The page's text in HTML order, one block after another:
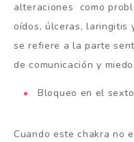
alteraciones como
oídos, úlceras, laringitis
se refiere a la parte
de comunicación y
Bloqueo en el
Cuando este chakra no